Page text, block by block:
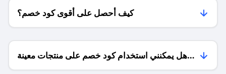
كيف أحصل على أقوى كود خصم؟
هل يمكنني استخدام كود خصم على منتجات معينة
فقط؟